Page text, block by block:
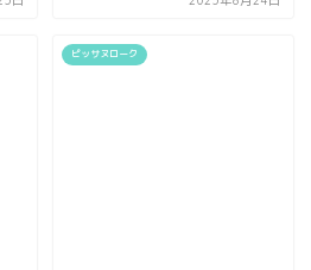
ピッサヌローク